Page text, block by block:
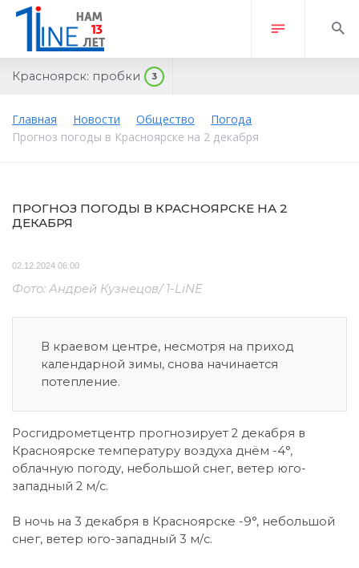
Красноярск: пробки 3
Главная Новости Общество
Погода
Прогноз погоды в Красноярске на 2 декабря
ПРОГНОЗ ПОГОДЫ В КРАСНОЯРСКЕ НА 2
ДЕКАБРЯ
02.12.2024 06:00
Фото: Андрей Кузнецов/ 1-LiNE
В краевом центре, несмотря на приход
календарной зимы, снова начинается
потепление.
Росгидрометцентр прогнозирует 2 декабря в
Красноярске температуру воздуха днём -4°,
облачную погоду, небольшой снег, ветер юго-
западный 2 м/с.
В ночь на 3 декабря в Красноярске -9°, небольшой
снег, ветер юго-западный 3 м/с.